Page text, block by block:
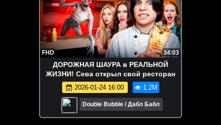
FHD 34:03
ДОРОЖНАЯ ШАУРА в РЕАЛЬНОЙ
ЖИЗНИ! Сева открыл свой ресторан
2026-01-24 16:00 1.2M
Double Bubble / Дабл Бабл